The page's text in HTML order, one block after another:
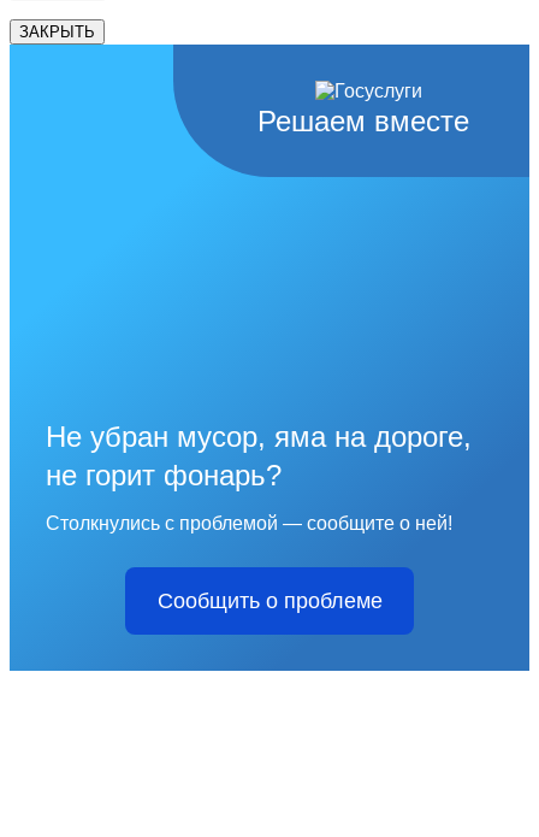
ЗАКРЫТЬ
Решаем вместе
Не убран мусор, яма на дороге,
не горит фонарь?
Столкнулись с проблемой — сообщите о ней!
Сообщить о проблеме